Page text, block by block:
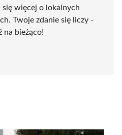
się więcej o lokalnych
Twoje zdanie się liczy -
na bieżąco!